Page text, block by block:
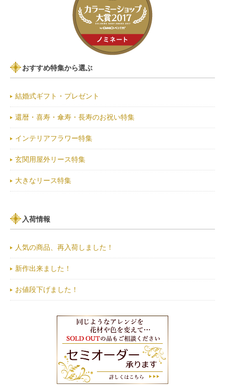
おすすめ特集から選ぶ
結婚式ギフト・プレゼント
還暦・喜寿・傘寿・長寿のお祝い特集
インテリアフラワー特集
玄関用屋外リース特集
大きなリース特集
入荷情報
人気の商品、再入荷しました！
新作出来ました！
お値段下げました！